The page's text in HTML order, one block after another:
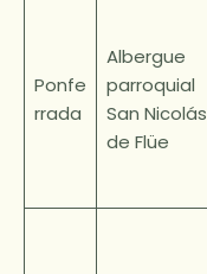
Ponfe
rrada
Albergue
parroquial
San Nicolás
de Flüe